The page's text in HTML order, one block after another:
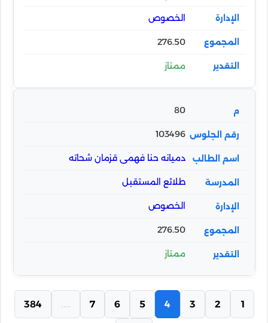
الخصوص
276.50
ممتاز
80
103496
دميانه حنا فهمى قزمان شحاته
طلائع المستقبل
الخصوص
276.50
ممتاز
1
2
3
4
5
6
7
....
384